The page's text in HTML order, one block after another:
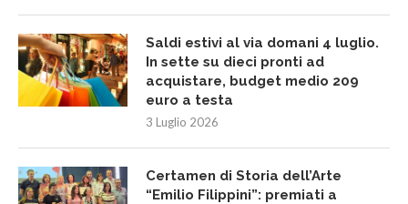
Saldi estivi al via domani 4 luglio.
In sette su dieci pronti ad
acquistare, budget medio 209
euro a testa
3 Luglio 2026
Certamen di Storia dell’Arte
“Emilio Filippini”: premiati a